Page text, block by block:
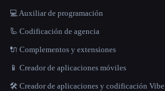
💻 Auxiliar de programación
🦾 Codificación de agencia
🔌 Complementos y extensiones
📱 Creador de aplicaciones móviles
🛠️ Creador de aplicaciones y codificación Vibe